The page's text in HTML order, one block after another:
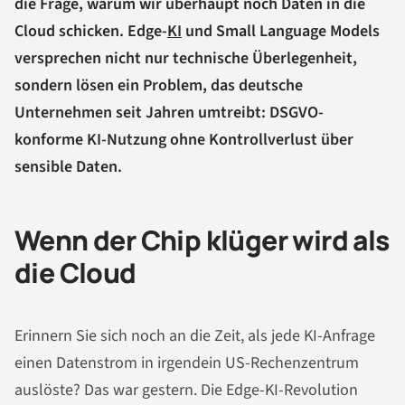
Cloud schicken. Edge-KI und Small Language Models
versprechen nicht nur technische Überlegenheit,
sondern lösen ein Problem, das deutsche
Unternehmen seit Jahren umtreibt: DSGVO-
konforme KI-Nutzung ohne Kontrollverlust über
sensible Daten.
Wenn der Chip klüger wird als
die Cloud
Erinnern Sie sich noch an die Zeit, als jede KI-Anfrage
einen Datenstrom in irgendein US-Rechenzentrum
auslöste? Das war gestern. Die Edge-KI-Revolution